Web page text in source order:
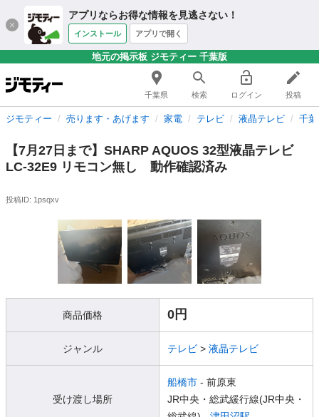
アプリならお得な情報を見逃さない！
インストール アプリで開く
地元の掲示板 ジモティー 千葉版
千葉県 検索 ログイン 投稿
ジモティー 売ります・あげます 家電 テレビ 液晶テレビ 千
【7月27日まで】SHARP AQUOS 32型液晶テレビ
LC-32E9 リモコン無し 動作確認済み
投稿ID: 1psqxv
商品価格 0円
ジャンル テレビ > 液晶テレビ
受け渡し場所
船橋市 - 前原東
JR中央・総武緩行線(JR中央・